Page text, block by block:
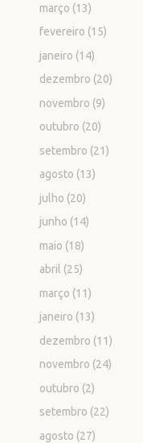
março (13)
fevereiro (15)
janeiro (14)
dezembro (20)
novembro (9)
outubro (20)
setembro (21)
agosto (13)
julho (20)
junho (14)
maio (18)
abril (25)
março (11)
janeiro (13)
dezembro (11)
novembro (24)
outubro (2)
setembro (22)
agosto (27)